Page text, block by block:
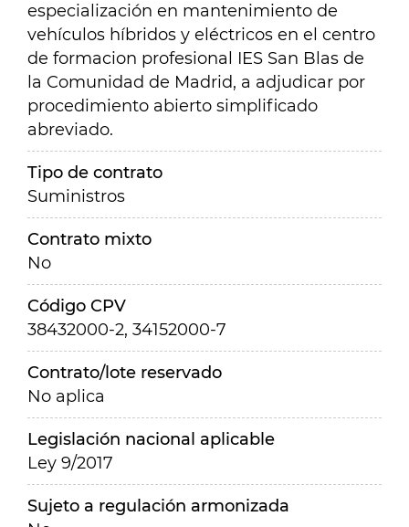
especialización en mantenimiento de
vehículos híbridos y eléctricos en el centro
de formacion profesional IES San Blas de
la Comunidad de Madrid, a adjudicar por
procedimiento abierto simplificado
abreviado.
Tipo de contrato
Suministros
Contrato mixto
No
Código CPV
38432000-2, 34152000-7
Contrato/lote reservado
No aplica
Legislación nacional aplicable
Ley 9/2017
Sujeto a regulación armonizada